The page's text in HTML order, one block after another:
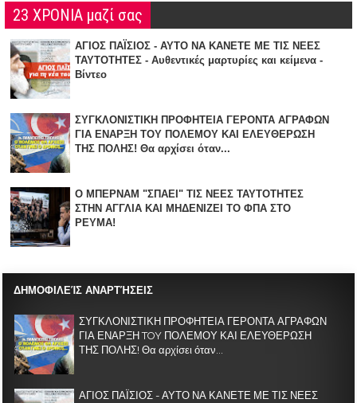
23 ΧΡΟΝΙΑ μαζί σας
ΑΓΙΟΣ ΠΑΪΣΙΟΣ - ΑΥΤΟ ΝΑ ΚΑΝΕΤΕ ΜΕ ΤΙΣ ΝΕΕΣ
ΤΑΥΤΟΤΗΤΕΣ - Αυθεντικές μαρτυρίες και κείμενα -
Βίντεο
ΣΥΓΚΛΟΝΙΣΤΙΚΗ ΠΡΟΦΗΤΕΙΑ ΓΕΡΟΝΤΑ ΑΓΡΑΦΩΝ
ΓΙΑ ΕΝΑΡΞΗ TOY ΠΟΛΕΜΟΥ ΚΑΙ ΕΛΕΥΘΕΡΩΣΗ
ΤΗΣ ΠΟΛΗΣ! Θα αρχίσει όταν...
Ο ΜΠΕΡΝΑΜ "ΣΠΑΕΙ" ΤΙΣ ΝΕΕΣ ΤΑΥΤΟΤΗΤΕΣ
ΣΤΗΝ ΑΓΓΛΙΑ KAI ΜΗΔΕΝΙZΕΙ ΤΟ ΦΠΑ ΣΤΟ
ΡΕΥΜΑ!
ΔΗΜΟΦΙΛΕΊΣ ΑΝΑΡΤΉΣΕΙΣ
ΣΥΓΚΛΟΝΙΣΤΙΚΗ ΠΡΟΦΗΤΕΙΑ ΓΕΡΟΝΤΑ ΑΓΡΑΦΩΝ
ΓΙΑ ΕΝΑΡΞΗ TOY ΠΟΛΕΜΟΥ ΚΑΙ ΕΛΕΥΘΕΡΩΣΗ
ΤΗΣ ΠΟΛΗΣ! Θα αρχίσει όταν...
ΑΓΙΟΣ ΠΑΪΣΙΟΣ - ΑΥΤΟ ΝΑ ΚΑΝΕΤΕ ΜΕ ΤΙΣ ΝΕΕΣ